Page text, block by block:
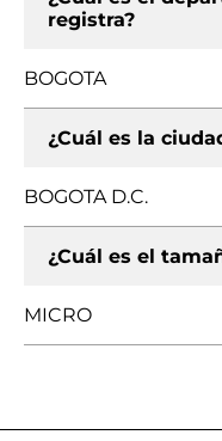
registra?
BOGOTA
¿Cuál es la
BOGOTA D.C.
¿Cuál es el
MICRO